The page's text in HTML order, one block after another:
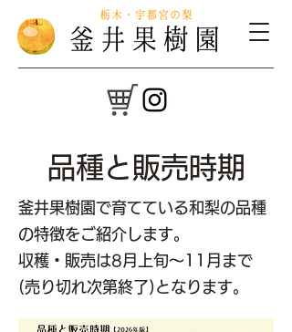
品種と販売時期
釜井果樹園で育てている和梨の品種
の特徴をご紹介します。
収穫・販売は8月上旬～11月まで
(売り切れ次第終了)となります。